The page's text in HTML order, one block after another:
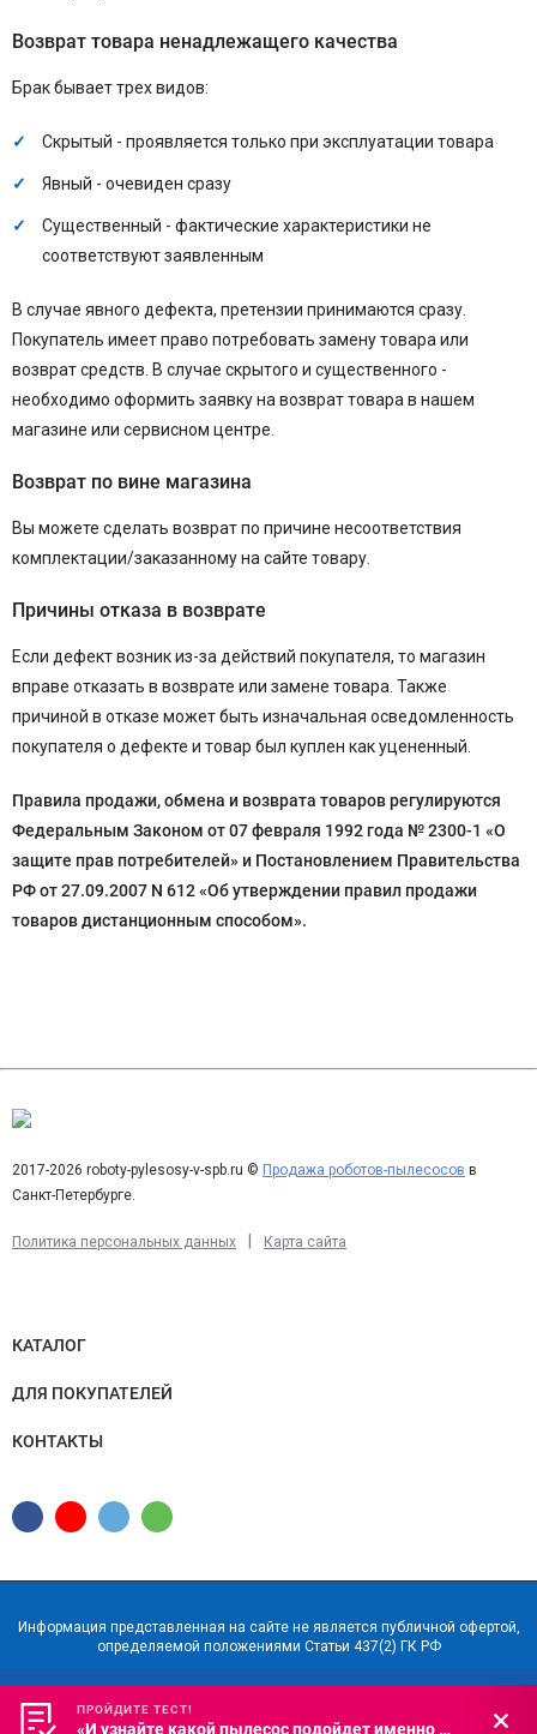
Возврат товара ненадлежащего качества
Брак бывает трех видов:
Скрытый - проявляется только при эксплуатации товара
Явный - очевиден сразу
Существенный - фактические характеристики не
соответствуют заявленным
В случае явного дефекта, претензии принимаются сразу.
Покупатель имеет право потребовать замену товара или
возврат средств. В случае скрытого и существенного -
необходимо оформить заявку на возврат товара в нашем
магазине или сервисном центре.
Возврат по вине магазина
Вы можете сделать возврат по причине несоответствия
комплектации/заказанному на сайте товару.
Причины отказа в возврате
Если дефект возник из-за действий покупателя, то магазин
вправе отказать в возврате или замене товара. Также
причиной в отказе может быть изначальная осведомленность
покупателя о дефекте и товар был куплен как уцененный.
Правила продажи, обмена и возврата товаров регулируются
Федеральным Законом от 07 февраля 1992 года № 2300-1 «О
защите прав потребителей» и Постановлением Правительства
РФ от 27.09.2007 N 612 «Об утверждении правил продажи
товаров дистанционным способом».
2017-2026 roboty-pylesosy-v-spb.ru © Продажа роботов-пылесосов в
Санкт-Петербурге.
Политика персональных данных Карта сайта
КАТАЛОГ
ДЛЯ ПОКУПАТЕЛЕЙ
КОНТАКТЫ
Информация представленная на сайте не является публичной офертой,
определяемой положениями Статьи 437(2) ГК РФ
ПРОЙДИТЕ ТЕСТ!
«И узнайте какой пылесос подойдет именно вам»
ПРОЙДИТЕ ТЕСТ!
«И узнайте какой пылесос подойдет именно вам»